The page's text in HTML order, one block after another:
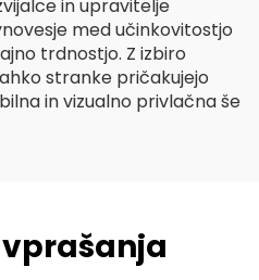
in upravitelje
med učinkovitostjo
trdnostjo. Z izbiro
stranke pričakujejo
in vizualno privlačna še